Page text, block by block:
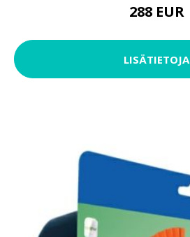
288 EUR
LISÄTIETOJA